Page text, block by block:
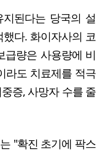
된다는 당국의 설
다. 화이자사의 코
급량은 사용량에 비
라도 치료제를 적극
증, 사망자 수를 줄
"확진 초기에 팍스